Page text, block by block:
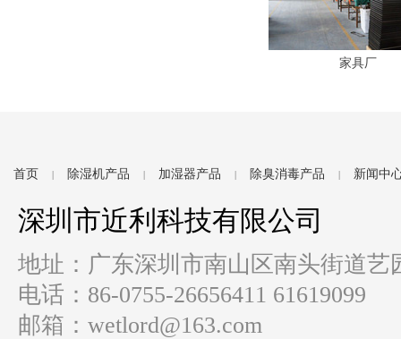
家具厂
首页 | 除湿机产品 | 加湿器产品 | 除臭消毒产品 | 新闻中
深圳市近利科技有限公司
地址：广东深圳市南山区南头街道艺
电话：86-0755-26656411 61619099
邮箱：wetlord@163.com